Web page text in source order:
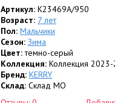
Артикул:K23469A/950
Возраст: 7 лет
Пол:Мальчики
Сезон:Зима
Цвет:темно-серый
Коллекция:Коллекция
Бренд:KERRY
Склад:Склад МО